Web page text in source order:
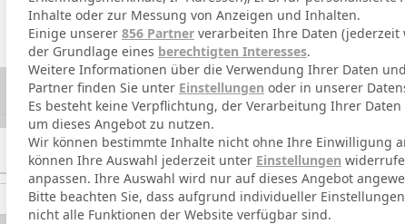
Inhalte oder zur Messung von Anzeigen und Inhalten.
Einige unserer 856 Partner verarbeiten Ihre Daten
der Grundlage eines berechtigten Interesses.
Weitere Informationen über die Verwendung Ihrer Daten
Partner finden Sie unter Einstellungen oder in unserer
Es besteht keine Verpflichtung, der Verarbeitung Ihrer
um dieses Angebot zu nutzen.
Wir können bestimmte Inhalte nicht ohne Ihre Einwilligung
können Ihre Auswahl jederzeit unter Einstellungen
anpassen. Ihre Auswahl wird nur auf dieses Angebot
Bitte beachten Sie, dass aufgrund individueller
nicht alle Funktionen der Website verfügbar sind.